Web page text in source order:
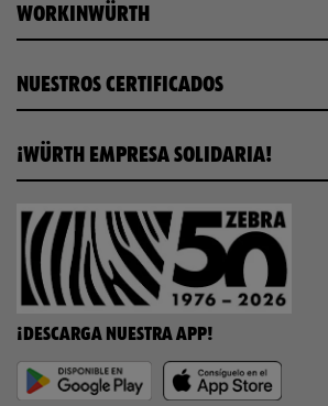
WORKINWÜRTH
NUESTROS CERTIFICADOS
¡WÜRTH EMPRESA SOLIDARIA!
¡DESCARGA NUESTRA APP!